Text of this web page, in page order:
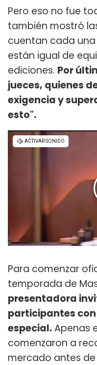
Pero eso no fue
también mostró
cuentan cada
están igual de
ediciones. Por
jueces, quienes
exigencia y
esto".
Para comenzar
temporada de
presentadora
participantes
especial.Apenas
comenzaron a
mercado antes